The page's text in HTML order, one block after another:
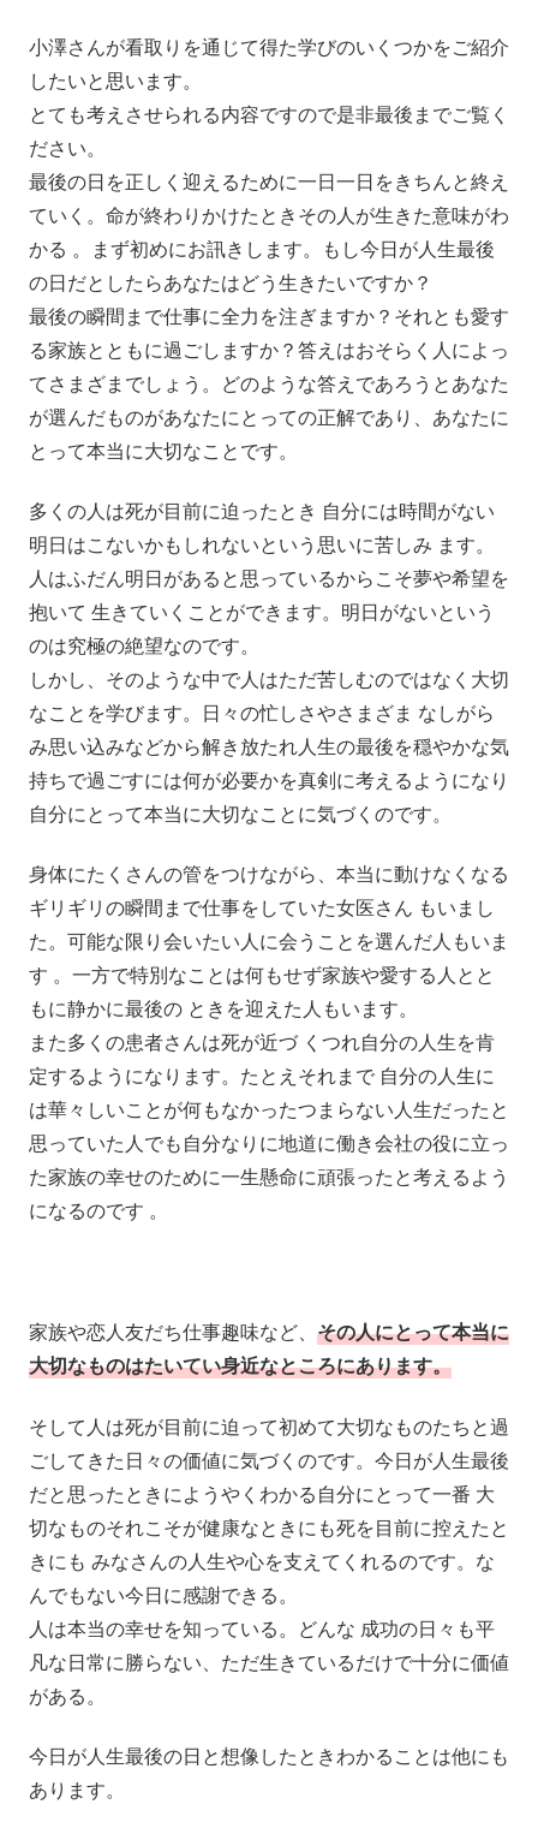
小澤さんが看取りを通じて得た学びのいくつかをご紹介
したいと思います。
とても考えさせられる内容ですので是非最後までご覧く
ださい。
最後の日を正しく迎えるために一日一日をきちんと終え
ていく。命が終わりかけたときその人が生きた意味がわ
かる 。まず初めにお訊きします。もし今日が人生最後
の日だとしたらあなたはどう生きたいですか？
最後の瞬間まで仕事に全力を注ぎますか？それとも愛す
る家族とともに過ごしますか？答えはおそらく人によっ
てさまざまでしょう。どのような答えであろうとあなた
が選んだものがあなたにとっての正解であり、あなたに
とって本当に大切なことです。
多くの人は死が目前に迫ったとき 自分には時間がない
明日はこないかもしれないという思いに苦しみ ます。
人はふだん明日があると思っているからこそ夢や希望を
抱いて 生きていくことができます。明日がないという
のは究極の絶望なのです。
しかし、そのような中で人はただ苦しむのではなく大切
なことを学びます。日々の忙しさやさまざま なしがら
み思い込みなどから解き放たれ人生の最後を穏やかな気
持ちで過ごすには何が必要かを真剣に考えるようになり
自分にとって本当に大切なことに気づくのです。
身体にたくさんの管をつけながら、本当に動けなくなる
ギリギリの瞬間まで仕事をしていた女医さん もいまし
た。可能な限り会いたい人に会うことを選んだ人もいま
す 。一方で特別なことは何もせず家族や愛する人とと
もに静かに最後の ときを迎えた人もいます。
また多くの患者さんは死が近づ くつれ自分の人生を肯
定するようになります。たとえそれまで 自分の人生に
は華々しいことが何もなかったつまらない人生だったと
思っていた人でも自分なりに地道に働き会社の役に立っ
た家族の幸せのために一生懸命に頑張ったと考えるよう
になるのです 。
家族や恋人友だち仕事趣味など、 その人にとって本当に
大切なものはたいてい身近なところにあります。
そして人は死が目前に迫って初めて大切なものたちと過
ごしてきた日々の価値に気づくのです。今日が人生最後
だと思ったときにようやくわかる自分にとって一番 大
切なものそれこそが健康なときにも死を目前に控えたと
きにも みなさんの人生や心を支えてくれるのです。な
んでもない今日に感謝できる。
人は本当の幸せを知っている。どんな 成功の日々も平
凡な日常に勝らない、ただ生きているだけで十分に価値
がある。
今日が人生最後の日と想像したときわかることは他にも
あります。